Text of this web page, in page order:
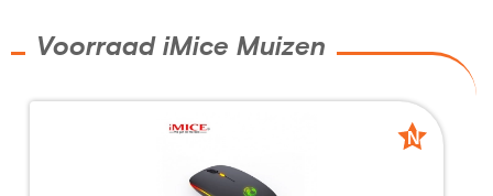
Voorraad iMice Muizen
N